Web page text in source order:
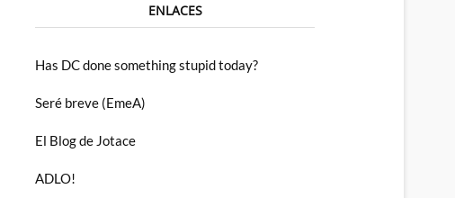
ENLACES
Has DC done something stupid today?
Seré breve (EmeA)
El Blog de Jotace
ADLO!